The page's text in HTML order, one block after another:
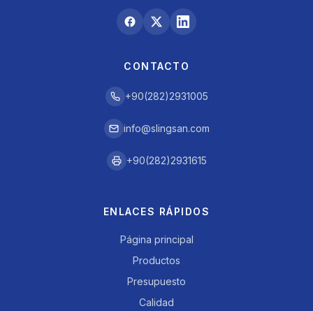
CONTACTO
+90(282)2931005
info@slingsan.com
+90(282)2931615
ENLACES RÁPIDOS
Página principal
Productos
Presupuesto
Calidad